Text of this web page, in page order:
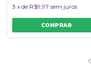
3 x de R$9,97 sem juros